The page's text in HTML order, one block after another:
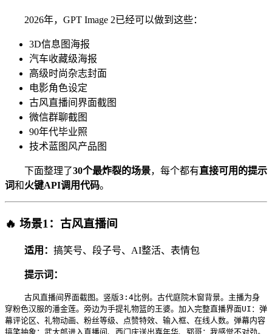
2026年，GPT Image 2已经可以做到这些：
3D信息图海报
汽车收藏级海报
高级时尚杂志封面
电影角色设定
古风直播间界面截图
微信群聊截图
90年代毕业照
技术蓝图风产品图
下面整理了30个最炸裂的场景，每个都有直接可用的提示
词和火键API调用代码。
🔥 场景1：古风直播间
适用： 搞笑号、段子号、AI整活、表情包
提示词：
古风直播间界面截图。竖版3:4比例。古代庭院木窗背景。主播为身
穿粉色汉服的潘金莲。旁边为手提礼物篮的王婆。加入完整直播界面UI：弹
幕评论区、礼物动画、粉丝等级、点赞特效、输入框、在线人数。弹幕内容
搞笑抽象：武大郎进入直播间、西门庆送出嘉年华、郓哥：我感觉不对劲。